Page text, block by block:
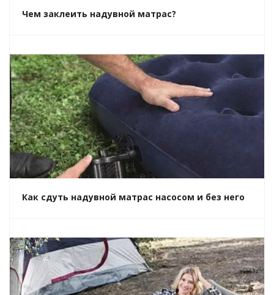
Чем заклеить надувной матрас?
Как сдуть надувной матрас насосом и без него